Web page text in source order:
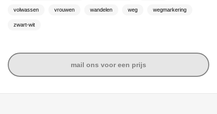
volwassen vrouwen wandelen weg wegmarkering
zwart-wit
mail ons voor een prijs